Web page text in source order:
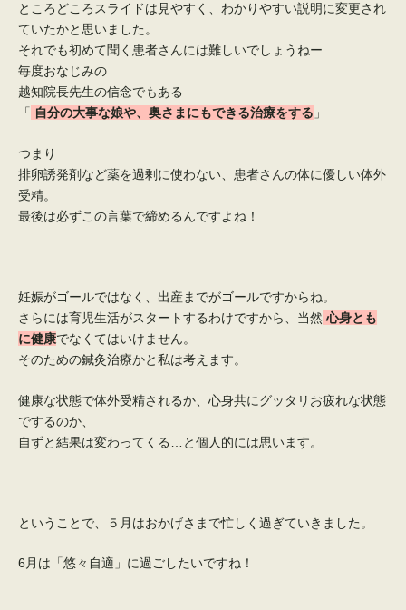
ところどころスライドは見やすく、わかりやすい説明に変更され
ていたかと思いました。
それでも初めて聞く患者さんには難しいでしょうねー
毎度おなじみの
越知院長先生の信念でもある
「 自分の大事な娘や、奥さまにもできる治療をする 」
つまり
排卵誘発剤など薬を過剰に使わない、患者さんの体に優しい体外
受精。
最後は必ずこの言葉で締めるんですよね！
妊娠がゴールではなく、出産までがゴールですからね。
さらには育児生活がスタートするわけですから、当然 心身とも
に健康でなくてはいけません。
そのための鍼灸治療かと私は考えます。
健康な状態で体外受精されるか、心身共にグッタリお疲れな状態
でするのか、
自ずと結果は変わってくる…と個人的には思います。
ということで、５月はおかげさまで忙しく過ぎていきました。
6月は「悠々自適」に過ごしたいですね！